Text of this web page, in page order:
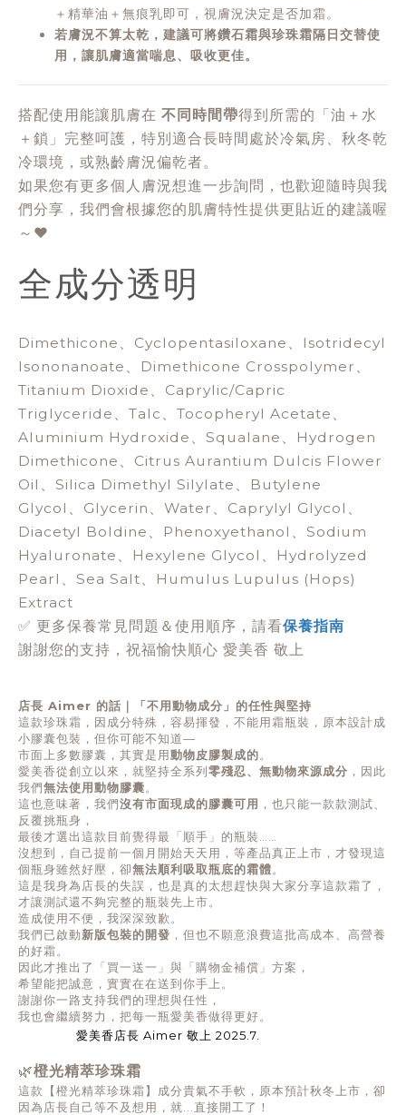
＋精華油＋無痕乳即可，視膚況決定是否加霜。
若膚況不算太乾，建議可將鑽石霜與珍珠霜隔日交替使
用，讓肌膚適當喘息、吸收更佳。
搭配使用能讓肌膚在 不同時間帶得到所需的「油＋水
＋鎖」完整呵護，特別適合長時間處於冷氣房、秋冬乾
冷環境，或熟齡膚況偏乾者。
如果您有更多個人膚況想進一步詢問，也歡迎隨時與我
們分享，我們會根據您的肌膚特性提供更貼近的建議喔
～❤️
全成分透明
Dimethicone、Cyclopentasiloxane、Isotridecyl
Isononanoate、Dimethicone Crosspolymer、
Titanium Dioxide、Caprylic/Capric
Triglyceride、Talc、Tocopheryl Acetate、
Aluminium Hydroxide、Squalane、Hydrogen
Dimethicone、Citrus Aurantium Dulcis Flower
Oil、Silica Dimethyl Silylate、Butylene
Glycol、Glycerin、Water、Caprylyl Glycol、
Diacetyl Boldine、Phenoxyethanol、Sodium
Hyaluronate、Hexylene Glycol、Hydrolyzed
Pearl、Sea Salt、Humulus Lupulus (Hops)
Extract
✅ 更多保養常見問題＆使用順序，請看保養指南
謝謝您的支持，祝福愉快順心 愛美香 敬上
店長 Aimer 的話｜「不用動物成分」的任性與堅持
這款珍珠霜，因成分特殊，容易揮發，不能用霜瓶裝，原本設計成
小膠囊包裝，但你可能不知道—
市面上多數膠囊，其實是用動物皮膠製成的。
愛美香從創立以來，就堅持全系列零殘忍、無動物來源成分 ，因此
我們無法使用動物膠囊。
這也意味著，我們沒有市面現成的膠囊可用 ，也只能一款款測試、
反覆挑瓶身，
最後才選出這款目前覺得最「順手」的瓶裝……
沒想到，自己提前一個月開始天天用，等產品真正上市，才發現這
個瓶身雖然好壓，卻無法順利吸取瓶底的霜體。
這是我身為店長的失誤，也是真的太想趕快與大家分享這款霜了，
才讓測試還不夠完整的瓶裝先上市。
造成使用不便，我深深致歉。
我們已啟動新版包裝的開發 ，但也不願意浪費這批高成本、高營養
的好霜。
因此才推出了「買一送一」與「購物金補償」方案，
希望能把誠意，實實在在送到你手上。
謝謝你一路支持我們的理想與任性，
我也會繼續努力，把每一瓶愛美香做得更好。
愛美香店長 Aimer 敬上 2025.7.
🌿橙光精萃珍珠霜
這款【橙光精萃珍珠霜】成分貴氣不手軟，原本預計秋冬上市，卻
因為店長自己等不及想用，就...直接開工了！